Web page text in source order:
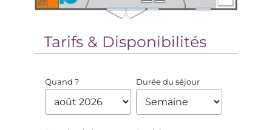
Tarifs & Disponibilités